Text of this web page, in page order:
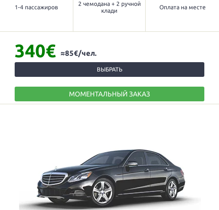
1-4 пассажиров
2 чемодана + 2 ручной
клади
Оплата на месте
340€ ≈85€/чел.
ВЫБРАТЬ
МОМЕНТАЛЬНЫЙ ЗАКАЗ